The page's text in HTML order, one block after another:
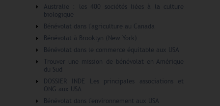
Australie : les 400 sociétés liées à la culture
biologique
Bénévolat dans l'agriculture au Canada
Bénévolat à Brooklyn (New York)
Bénévolat dans le commerce équitable aux USA
Trouver une mission de bénévolat en Amérique
du Sud
DOSSIER INDE Les principales associations et
ONG aux USA
Bénévolat dans l'environnement aux USA